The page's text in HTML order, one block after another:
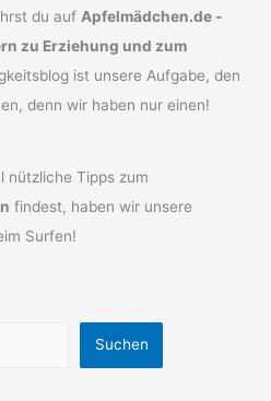
du aufApfelmädchen.de -
zu Erziehung und zum
ist unsere Aufgabe, den
denn wir haben nur einen!
nützliche Tipps zum
findest, haben wir unsere
Surfen!
Suchen